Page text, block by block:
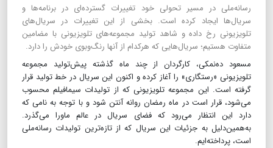
رسانه‌ملی ‌در مسیر تحولی خود تغییرات گسترده‌ای در برنامه‌ها و
سریال‌ها ایجاد کرده است. بخشی از این تغییرات در سریال‌های
تلویزیونی رخ داده و شاهد تولید مجموعه‌های تلویزیونی با مضامین
متفاوت هستیم؛ سریال‌هایی که هرکدام از آنها رنگ‌وبوی خودش را دارد.
مسعود ده‌نمکی، کارگردان از چند ماه گذشته پیش‌تولید مجموعه
تلویزیونی «رستگاری» را آغاز کرده و اکنون این سریال در خط تولید قرار
گرفته است. این مجموعه تلویزیونی که از تولیدات سیمافیلم محسوب
می‌شود، قرار است در ماه رمضان روانه آنتن شود و با توجه به نامی که
دارد این انتظار می‌رود که فضای سریال در عالم ماورا می‌گذرد.
به‌همین‌دلیل به جزئیات این سریال که از تازه‌ترین تولیدات رسانه‌ملی
است، پرداخته‌ایم.